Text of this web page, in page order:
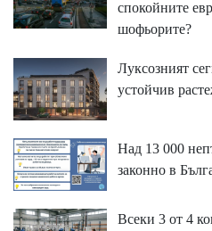
спокойните
шофьорите?
Луксозният
устойчив
Над 13 000
законно в
Всеки 3 от 4